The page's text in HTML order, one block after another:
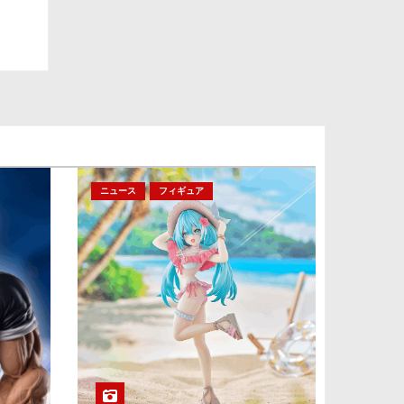
ニュース フィギュア